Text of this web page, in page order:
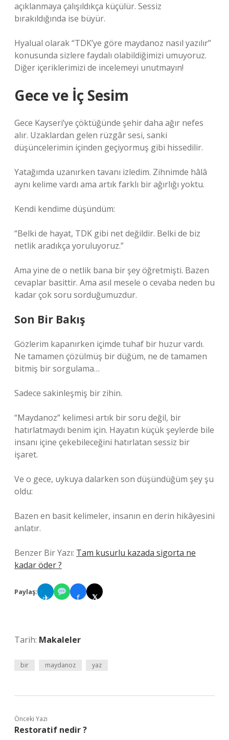
açıklanmaya çalışıldıkça küçülür. Sessiz
bırakıldığında ise büyür.
Hyalual olarak “TDK’ye göre maydanoz nasıl yazılır”
konusunda sizlere faydalı olabildiğimizi umuyoruz.
Diğer içeriklerimizi de incelemeyi unutmayın!
Gece ve İç Sesim
Gece Kayseri’ye çöktüğünde şehir daha ağır nefes
alır. Uzaklardan gelen rüzgâr sesi, sanki
düşüncelerimin içinden geçiyormuş gibi hissedilir.
Yatağımda uzanırken tavanı izledim. Zihnimde hâlâ
aynı kelime vardı ama artık farklı bir ağırlığı yoktu.
Kendi kendime düşündüm:
“Belki de hayat, TDK gibi net değildir. Belki de biz
netlik aradıkça yoruluyoruz.”
Ama yine de o netlik bana bir şey öğretmişti. Bazen
cevaplar basittir. Ama asıl mesele o cevaba neden bu
kadar çok soru sorduğumuzdur.
Son Bir Bakış
Gözlerim kapanırken içimde tuhaf bir huzur vardı.
Ne tamamen çözülmüş bir düğüm, ne de tamamen
bitmiş bir sorgulama…
Sadece sakinleşmiş bir zihin.
“Maydanoz” kelimesi artık bir soru değil, bir
hatırlatmaydı benim için. Hayatın küçük şeylerde bile
insanı içine çekebileceğini hatırlatan sessiz bir
işaret.
Ve o gece, uykuya dalarken son düşündüğüm şey şu
oldu:
Bazen en basit kelimeler, insanın en derin hikâyesini
anlatır.
Benzer Bir Yazı: Tam kusurlu kazada sigorta ne
kadar öder ?
Paylaş:
✈ f 𝕏
Tarih: Makaleler
bir maydanoz yaz
Önceki Yazı
Restoratif nedir ?